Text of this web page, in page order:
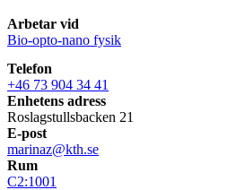
Arbetar vid
Bio-opto-nano fysik
Telefon
+46 73 904 34 41
Enhetens adress
Roslagstullsbacken 21
E-post
marinaz@kth.se
Rum
C2:1001